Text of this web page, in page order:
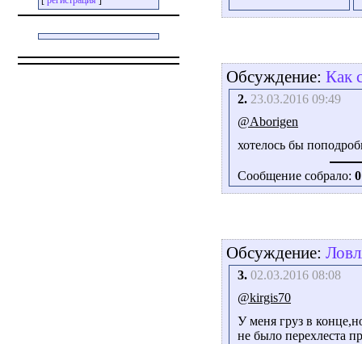
Обсуждение: Как
2. 23.03.2016 09:49
@Aborigen
хотелось бы
Сообщение собрало: 0
Обсуждение:
3. 02.03.2016 08:08
@kirgis70
У меня груз в
не было перехлеста